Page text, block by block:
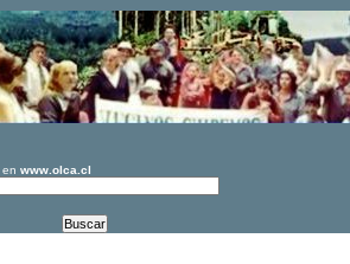
en www.olca.cl